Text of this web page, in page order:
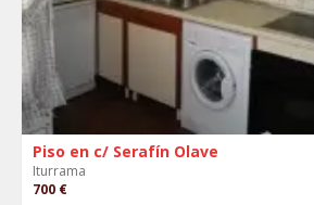
Piso en c/ Serafín Olave
Iturrama
700 €